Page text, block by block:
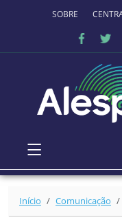
Ir para o conteúdo
SOBRE O PORTAL
Início Comunicação